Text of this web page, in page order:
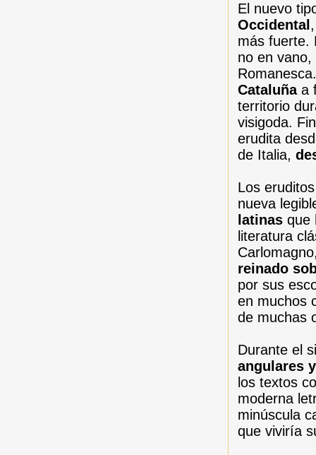
El nuevo
Occidental
más fuerte.
no en
Cataluñaa
territorio
visigoda.
erudita
de Italia,
Los
nueva
latinas que
literatura
reinado
por sus
en muchos
de muchas
Durante el
angulares
los textos
moderna
minúscula
que viviría